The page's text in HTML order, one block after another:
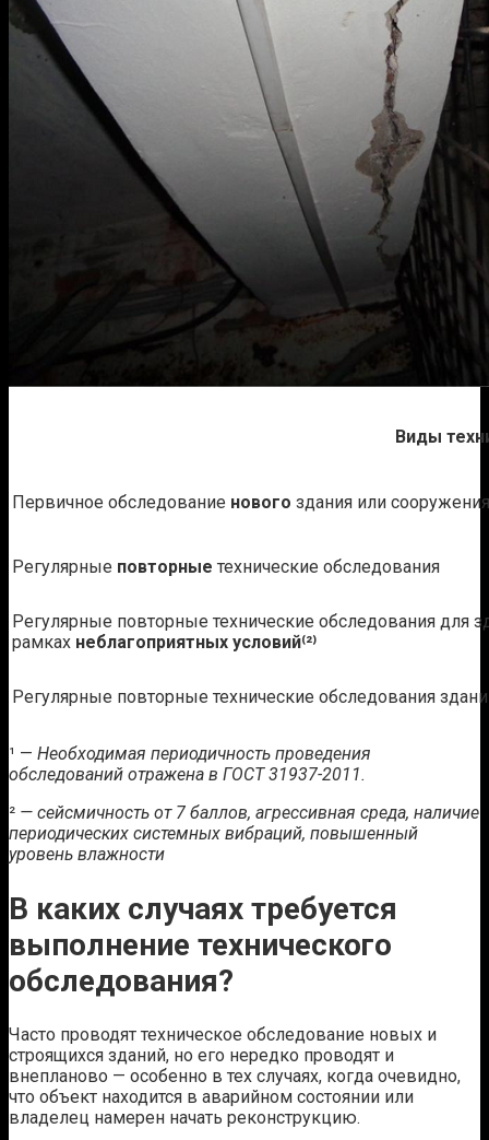
Виды
Первичное обследование нового здания или сооружения
Регулярные повторные технические обследования
Регулярные повторные технические обследования
рамках неблагоприятных условий⁽²⁾
Регулярные повторные технические обследования
¹ — Необходимая периодичность проведения
обследований отражена в ГОСТ 31937-2011.
² — сейсмичность от 7 баллов, агрессивная среда, наличие
периодических системных вибраций, повышенный
уровень влажности
В каких случаях требуется
выполнение технического
обследования?
Часто проводят техническое обследование новых и
строящихся зданий, но его нередко проводят и
внепланово — особенно в тех случаях, когда очевидно,
что объект находится в аварийном состоянии или
владелец намерен начать реконструкцию.